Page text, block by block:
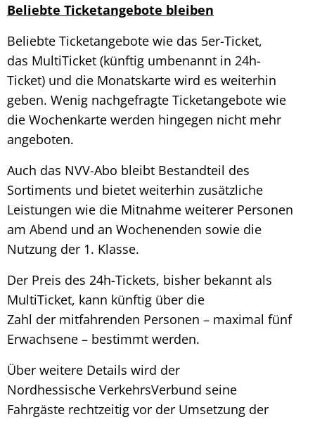
Beliebte Ticketangebote bleiben
Beliebte Ticketangebote wie das 5er-Ticket,
das MultiTicket (künftig umbenannt in 24h-
Ticket) und die Monatskarte wird es weiterhin
geben. Wenig nachgefragte Ticketangebote wie
die Wochenkarte werden hingegen nicht mehr
angeboten.
Auch das NVV-Abo bleibt Bestandteil des
Sortiments und bietet weiterhin zusätzliche
Leistungen wie die Mitnahme weiterer Personen
am Abend und an Wochenenden sowie die
Nutzung der 1. Klasse.
Der Preis des 24h-Tickets, bisher bekannt als
MultiTicket, kann künftig über die
Zahl der mitfahrenden Personen – maximal fünf
Erwachsene – bestimmt werden.
Über weitere Details wird der
Nordhessische VerkehrsVerbund seine
Fahrgäste rechtzeitig vor der Umsetzung der